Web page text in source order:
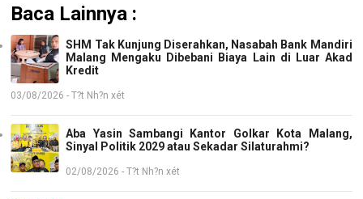
Baca Lainnya :
SHM Tak Kunjung Diserahkan, Nasabah Bank Mandiri
Malang Mengaku Dibebani Biaya Lain di Luar Akad
Kredit
03/08/2026 - T?t Nh?n xét
Aba Yasin Sambangi Kantor Golkar Kota Malang,
Sinyal Politik 2029 atau Sekadar Silaturahmi?
02/08/2026 - T?t Nh?n xét